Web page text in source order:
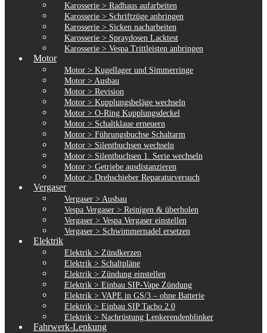
Karosserie > Radhaus aufarbeiten
Karosserie > Schriftzüge anbringen
Karosserie > Sicken nacharbeiten
Karosserie > Spraydosen Lacktest
Karosserie > Vespa Trittleisten anbringen
Motor
Motor > Kugellager und Simmerringe
Motor > Ausbau
Motor > Revision
Motor > Kupplungsbeläge wechseln
Motor > O-Ring Kupplungsdeckel
Motor > Schaltklaue erneuern
Motor > Führungsbuchse Schaltarm
Motor > Silentbuchsen wechseln
Motor > Silentbuchsen 1. Serie wechseln
Motor > Getriebe ausdistanzieren
Motor > Drehschieber Reparaturversuch
Vergaser
Vergaser > Ausbau
Vespa Vergaser > Reinigen & überholen
Vergaser > Vespa Vergaser einstellen
Vergaser > Schwimmernadel ersetzen
Elektrik
Elektrik > Zündkerzen
Elektrik > Schaltpläne
Elektrik > Zündung einstellen
Elektrik > Einbau SIP-Vape Zündung
Elektrik > VAPE in GS/3 – ohne Batterie
Elektrik > Einbau SIP Tacho 2.0
Elektrik > Nachrüstung Lenkerendenblinker
Fahrwerk-Lenkung